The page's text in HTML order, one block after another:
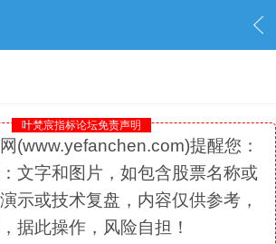
新 › 内容
叶梵宸指标论坛免责声明
(www.yefanchen.com)提醒您：
文字和图片，如包含股票名称或
示或技术复盘，内容仅供参考，
据此操作，风险自担！